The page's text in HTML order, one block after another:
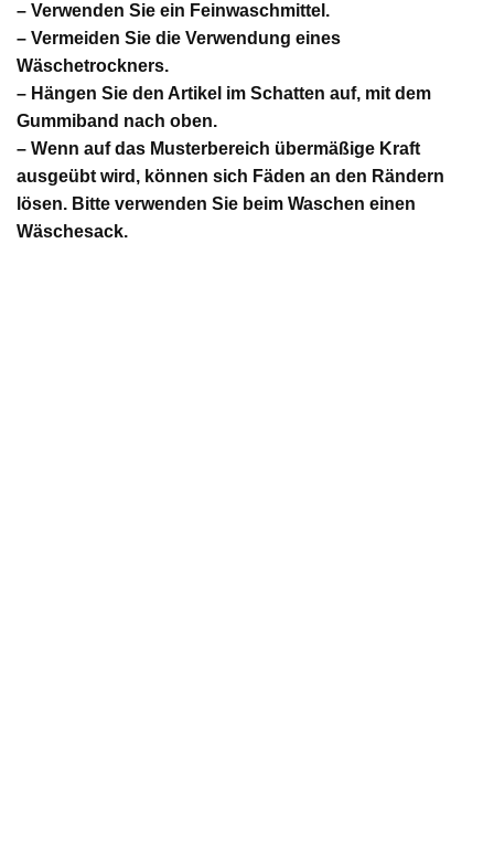
– Verwenden Sie ein Feinwaschmittel.
– Vermeiden Sie die Verwendung eines
Wäschetrockners.
– Hängen Sie den Artikel im Schatten auf, mit dem
Gummiband nach oben.
– Wenn auf das Musterbereich übermäßige Kraft
ausgeübt wird, können sich Fäden an den Rändern
lösen. Bitte verwenden Sie beim Waschen einen
Wäschesack.